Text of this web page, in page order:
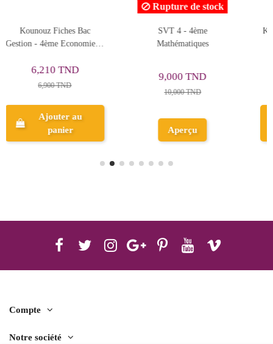
Kounouz Fiches Bac SVT -
4ème Mathématiques
4,770 TND
Ajouter au
Rupture de stock
المختصر في العربية قسم
الادب القديم - 4 ثانوي -
9,900 TND
Compte
Notre société